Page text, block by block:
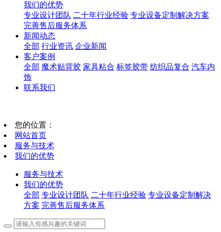
我们的优势
专业设计团队 二十年行业经验 专业设备定制解决方案
完善售后服务体系
新闻动态
全部 行业资讯 企业新闻
客户案例
全部 魔术贴背胶 家具粘合 标签胶带 纺织品复合 汽车内
饰
联系我们
您的位置：
网站首页
服务与技术
我们的优势
服务与技术
我们的优势
全部 专业设计团队 二十年行业经验 专业设备定制解决
方案 完善售后服务体系